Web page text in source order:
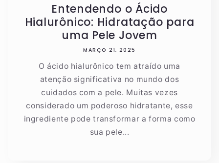
Entendendo o Ácido
Hialurônico: Hidratação para
uma Pele Jovem
MARÇO 21, 2025
O ácido hialurônico tem atraído uma
atenção significativa no mundo dos
cuidados com a pele. Muitas vezes
considerado um poderoso hidratante, esse
ingrediente pode transformar a forma como
sua pele...